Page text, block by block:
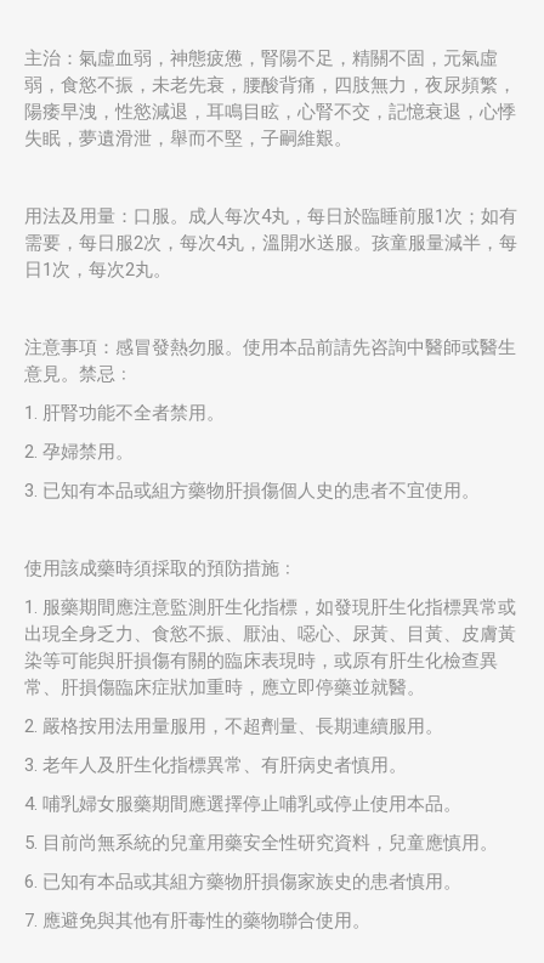
主治：氣虛血弱，神態疲憊，腎陽不足，精關不固，元氣虛
弱，食慾不振，未老先衰，腰酸背痛，四肢無力，夜尿頻繁，
陽痿早洩，性慾減退，耳鳴目眩，心腎不交，記憶衰退，心悸
失眠，夢遺滑泄，舉而不堅，子嗣維艱。
用法及用量：口服。成人每次4丸，每日於臨睡前服1次；如有
需要，每日服2次，每次4丸，溫開水送服。孩童服量減半，每
日1次，每次2丸。
注意事項：感冒發熱勿服。使用本品前請先咨詢中醫師或醫生
意見。禁忌﹕
1. 肝腎功能不全者禁用。
2. 孕婦禁用。
3. 已知有本品或組方藥物肝損傷個人史的患者不宜使用。
使用該成藥時須採取的預防措施﹕
1. 服藥期間應注意監測肝生化指標，如發現肝生化指標異常或
出現全身乏力、食慾不振、厭油、噁心、尿黃、目黃、皮膚黃
染等可能與肝損傷有關的臨床表現時，或原有肝生化檢查異
常、肝損傷臨床症狀加重時，應立即停藥並就醫。
2. 嚴格按用法用量服用，不超劑量、長期連續服用。
3. 老年人及肝生化指標異常、有肝病史者慎用。
4. 哺乳婦女服藥期間應選擇停止哺乳或停止使用本品。
5. 目前尚無系統的兒童用藥安全性研究資料，兒童應慎用。
6. 已知有本品或其組方藥物肝損傷家族史的患者慎用。
7. 應避免與其他有肝毒性的藥物聯合使用。